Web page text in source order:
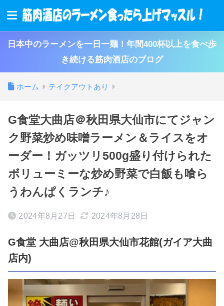
日本中のラーメンを一日一麺！年間400杯以上を食べ歩
き続ける筋肉酒店のブログ
ホーム テイクアウトあり
G食堂大曲店＠秋田県大仙市にてジャン
ク野菜炒め味噌ラーメン＆ライスをオ
ーダー！ガッツリ500g盛り付けられた
ボリューミーな炒め野菜で白飯も喰ら
うわんぱくランチ♪
2024年8月27日 2024年8月28日
G食堂 大曲店@秋田県大仙市花館(ガイア大曲
店内)